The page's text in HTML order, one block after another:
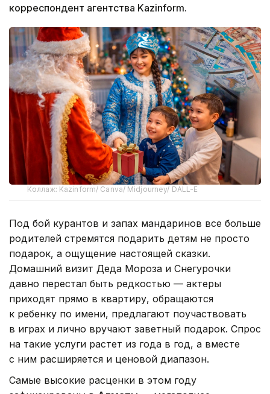
корреспондент агентства Kazinform.
Коллаж: Kazinform/ Canva/ Midjourney/ DALL-E
Под бой курантов и запах мандаринов все больше
родителей стремятся подарить детям не просто
подарок, а ощущение настоящей сказки.
Домашний визит Деда Мороза и Снегурочки
давно перестал быть редкостью — актеры
приходят прямо в квартиру, обращаются
к ребенку по имени, предлагают поучаствовать
в играх и лично вручают заветный подарок. Спрос
на такие услуги растет из года в год, а вместе
с ним расширяется и ценовой диапазон.
Самые высокие расценки в этом году